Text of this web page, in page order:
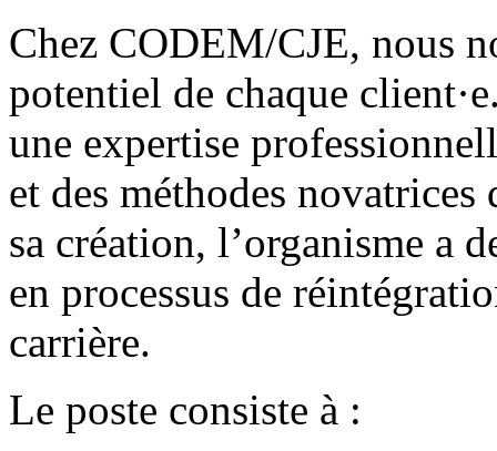
Chez CODEM/CJE, nous
potentiel de chaque
une expertise
et des méthodes
sa création, l’organisme a
en processus de
carrière.
Le poste consiste à :